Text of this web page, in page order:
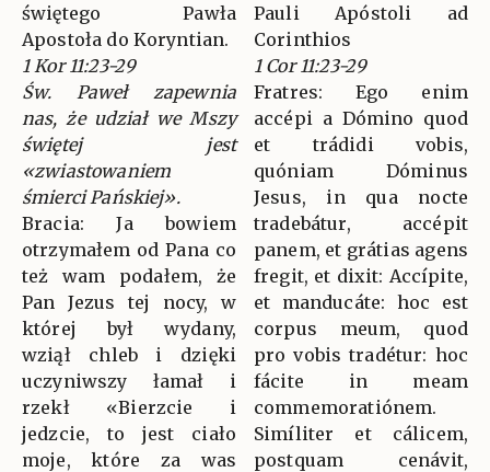
świętego Pawła
Apostoła do Koryntian.
1 Kor 11:23-29
Św. Paweł zapewnia
nas, że udział we Mszy
świętej jest
«zwiastowaniem
śmierci Pańskiej».
Bracia: Ja bowiem
otrzymałem od Pana co
też wam podałem, że
Pan Jezus tej nocy, w
której był wydany,
wziął chleb i dzięki
uczyniwszy łamał i
rzekł «Bierzcie i
jedzcie, to jest ciało
moje, które za was
Pauli Apóstoli ad
Corinthios
1 Cor 11:23-29
Fratres: Ego enim
accépi a Dómino quod
et trádidi vobis,
quóniam Dóminus
Jesus, in qua nocte
tradebátur, accépit
panem, et grátias agens
fregit, et dixit: Accípite,
et manducáte: hoc est
corpus meum, quod
pro vobis tradétur: hoc
fácite in meam
commemoratiónem.
Simíliter et cálicem,
postquam cenávit,